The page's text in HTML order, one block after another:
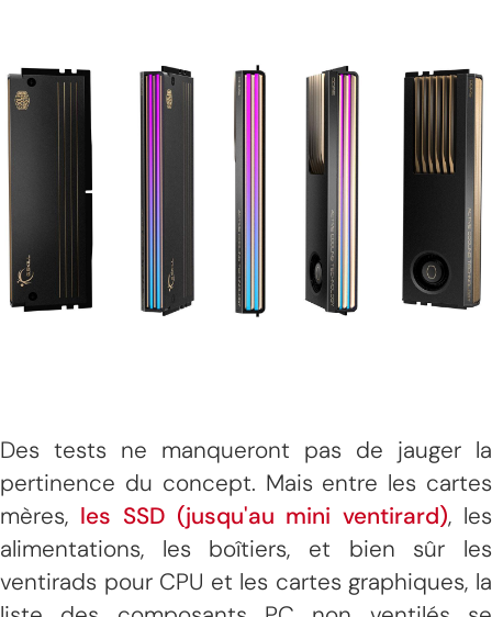
Des tests ne manqueront pas de jauger la
pertinence du concept. Mais entre les cartes
mères, les SSD (jusqu'au mini ventirard), les
alimentations, les boîtiers, et bien sûr les
ventirads pour CPU et les cartes graphiques, la